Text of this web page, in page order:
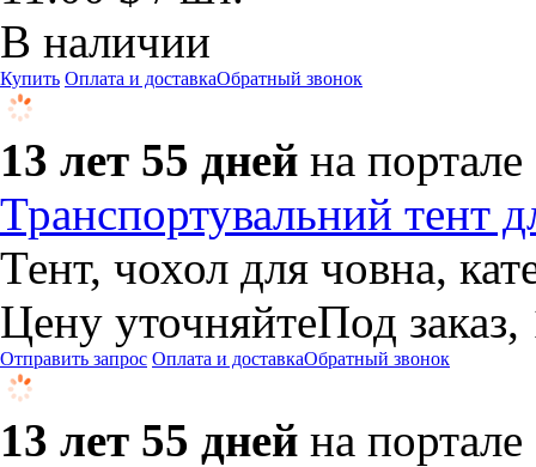
В наличии
Купить Оплата и доставкаОбратный звонок
13 лет 55 дней на портале
Транспортувальний тент
Тент, чохол для човна,
Цену уточняйтеПод заказ,
Отправить запрос Оплата и доставкаОбратный звонок
13 лет 55 дней на портале